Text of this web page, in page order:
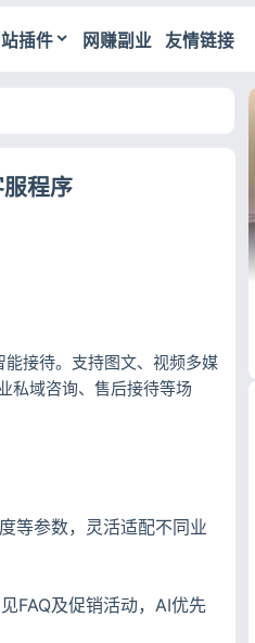
站插件 网赚副业 友情链接
程序
接待。支持图文、视频多媒
私域咨询、售后接待等场
等参数，灵活适配不同业
FAQ及促销活动，AI优先